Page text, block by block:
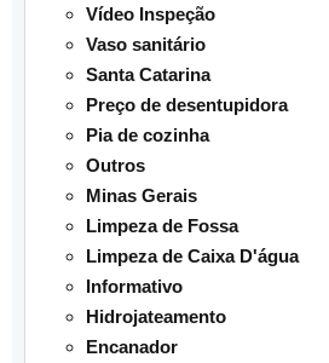
Vídeo Inspeção
Vaso sanitário
Santa Catarina
Preço de desentupidora
Pia de cozinha
Outros
Minas Gerais
Limpeza de Fossa
Limpeza de Caixa D'água
Informativo
Hidrojateamento
Encanador